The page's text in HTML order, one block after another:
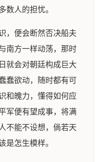
数人的担忧。
，便会断然否决船夫
南方一样动荡，那时
就会对朝廷构成巨大
蠢欲动，随时都有可
和魄力，懂得如何应
军便有望成事，将满
不能不设想，倘若天
是怎生模样。